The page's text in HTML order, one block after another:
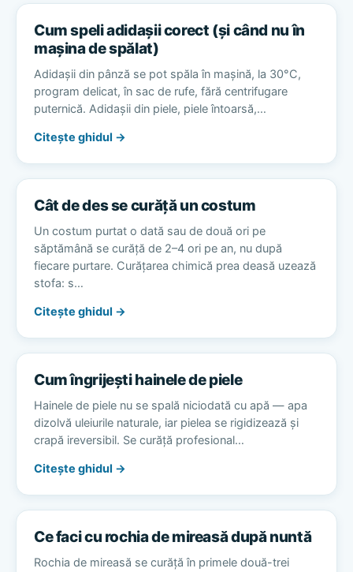
Cum speli adidașii corect (și când nu în
mașina de spălat)
Adidașii din pânză se pot spăla în mașină, la 30°C,
program delicat, în sac de rufe, fără centrifugare
puternică. Adidașii din piele, piele întoarsă,…
Citește ghidul →
Cât de des se curăță un costum
Un costum purtat o dată sau de două ori pe
săptămână se curăță de 2–4 ori pe an, nu după
fiecare purtare. Curățarea chimică prea deasă uzează
stofa: s…
Citește ghidul →
Cum îngrijești hainele de piele
Hainele de piele nu se spală niciodată cu apă — apa
dizolvă uleiurile naturale, iar pielea se rigidizează și
crapă ireversibil. Se curăță profesional…
Citește ghidul →
Ce faci cu rochia de mireasă după nuntă
Rochia de mireasă se curăță în primele două-trei